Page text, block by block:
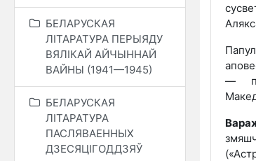
БЕЛАРУСКАЯ
ЛІТАРАТУРА ПЕРЫЯДУ
ВЯЛІКАЙ АЙЧЫННАЙ
ВАЙНЫ (1941—1945)
БЕЛАРУСКАЯ
ЛІТАРАТУРА
ПАСЛЯВАЕННЫХ
ДЗЕСЯЦІГОДДЗЯЎ
—